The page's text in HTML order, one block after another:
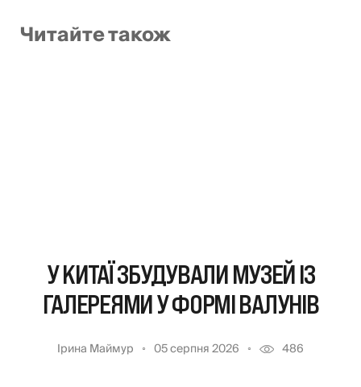
Читайте також
У КИТАЇ ЗБУДУВАЛИ МУЗЕЙ ІЗ
ГАЛЕРЕЯМИ У ФОРМІ ВАЛУНІВ
Ірина Маймур 05 серпня 2026 486